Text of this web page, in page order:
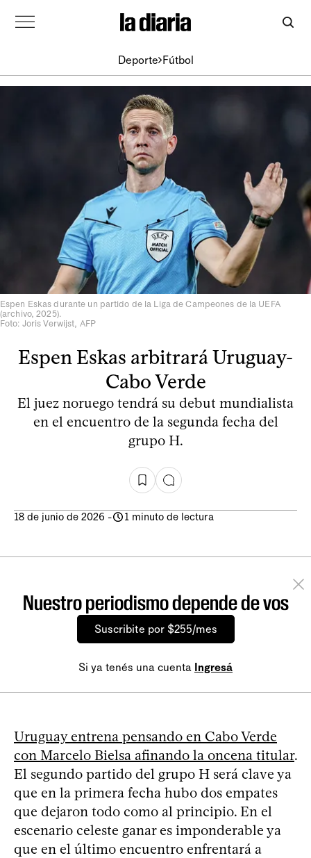
Deporte Fútbol
Espen Eskas durante un partido de la Liga de Campeones de la UEFA
(archivo, 2025).
Foto: Joris Verwijst, AFP
Espen Eskas arbitrará Uruguay-
Cabo Verde
El juez noruego tendrá su debut mundialista
en el encuentro de la segunda fecha del
grupo H.
18 de junio de 2026 - 1 minuto de lectura
Nuestro periodismo depende de vos
Suscribite por $255/mes
Si ya tenés una cuenta Ingresá
Uruguay entrena pensando en Cabo Verde
con Marcelo Bielsa afinando la oncena titular.
El segundo partido del grupo H será clave ya
que en la primera fecha hubo dos empates
que dejaron todo como al principio. En el
escenario celeste ganar es imponderable ya
que en el último encuentro enfrentará a